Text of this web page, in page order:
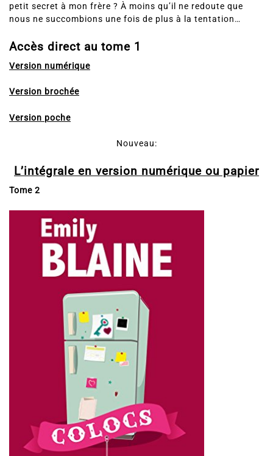
petit secret à mon frère ? À moins qu’il ne redoute que
nous ne succombions une fois de plus à la tentation…
Accès direct au tome 1
Version numérique
Version brochée
Version poche
Nouveau:
L’intégrale en version numérique ou papier
Tome 2